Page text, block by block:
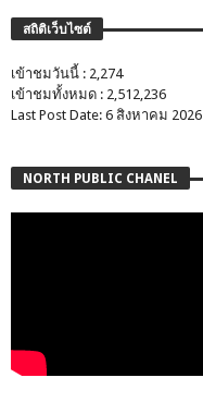
สถิติเว็บไซต์
เข้าชมวันนี้ : 2,274
เข้าชมทั้งหมด : 2,512,236
Last Post Date: 6 สิงหาคม 2026
NORTH PUBLIC CHANEL